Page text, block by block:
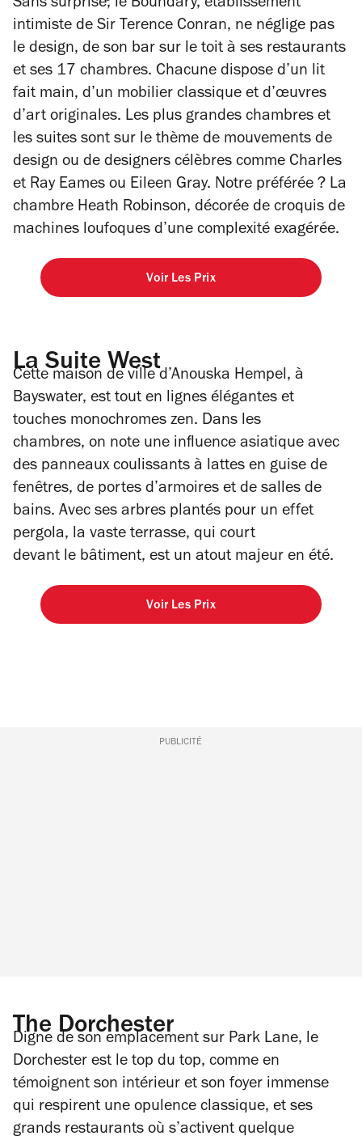
Sans surprise, le Boundary, établissement
intimiste de Sir Terence Conran, ne néglige pas
le design, de son bar sur le toit à ses restaurants
et ses 17 chambres. Chacune dispose d’un lit
fait main, d’un mobilier classique et d’œuvres
d’art originales. Les plus grandes chambres et
les suites sont sur le thème de mouvements de
design ou de designers célèbres comme Charles
et Ray Eames ou Eileen Gray. Notre préférée ? La
chambre Heath Robinson, décorée de croquis de
machines loufoques d’une complexité exagérée.
Voir Les Prix
La Suite West
Cette maison de ville d’Anouska Hempel, à
Bayswater, est tout en lignes élégantes et
touches monochromes zen. Dans les
chambres, on note une influence asiatique avec
des panneaux coulissants à lattes en guise de
fenêtres, de portes d’armoires et de salles de
bains. Avec ses arbres plantés pour un effet
pergola, la vaste terrasse, qui court
devant le bâtiment, est un atout majeur en été.
Voir Les Prix
PUBLICITÉ
The Dorchester
Digne de son emplacement sur Park Lane, le
Dorchester est le top du top, comme en
témoignent son intérieur et son foyer immense
qui respirent une opulence classique, et ses
grands restaurants où s’activent quelque